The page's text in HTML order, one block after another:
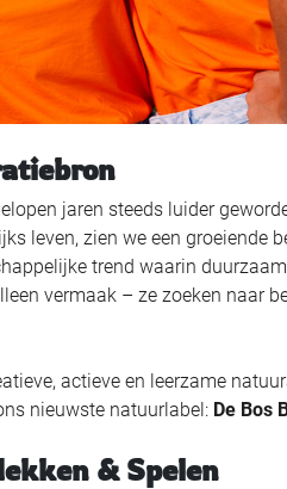
jaren steeds luider
leven, zien we een groeiende
trend waarin
vermaak – ze zoeken naar
actieve en leerzame
nieuwste natuurlabel: De Bos
& Spelen